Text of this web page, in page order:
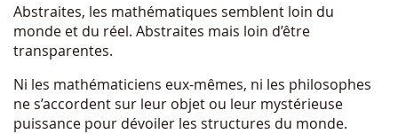
Abstraites, les mathématiques semblent loin du
monde et du réel. Abstraites mais loin d’être
transparentes.
Ni les mathématiciens eux-mêmes, ni les philosophes
ne s’accordent sur leur objet ou leur mystérieuse
puissance pour dévoiler les structures du monde.